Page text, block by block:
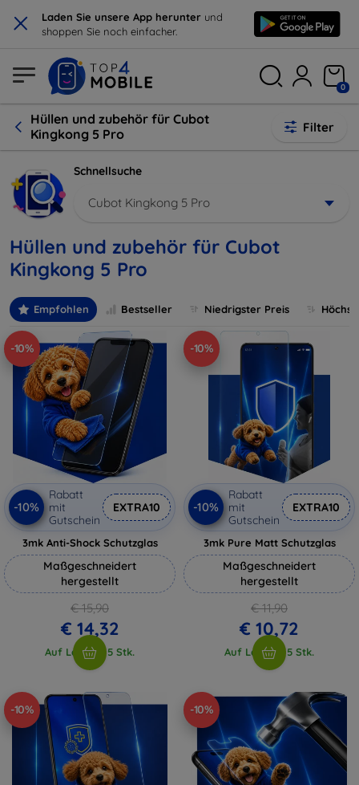
× Laden Sie unsere App herunter und
shoppen Sie noch einfacher.
0
Hüllen und zubehör für Cubot
Kingkong 5 Pro
Filter
Schnellsuche
Cubot Kingkong 5 Pro
Hüllen und zubehör für Cubot
Kingkong 5 Pro
Empfohlen Bestseller Niedrigster Preis
-10%
-10%
Rabatt
mit
Gutschein
EXTRA10
3mk Anti-Shock Schutzglas
Maßgeschneidert
hergestellt
€ 15,90
€ 14,32
Auf Lager > 5 Stk.
-10%
-10%
Rabatt
mit
Gutschein
EXTRA10
3mk Pure Matt Schutzglas
Maßgeschneidert
hergestellt
€ 11,90
€ 10,72
Auf Lager > 5 Stk.
-10% -10%